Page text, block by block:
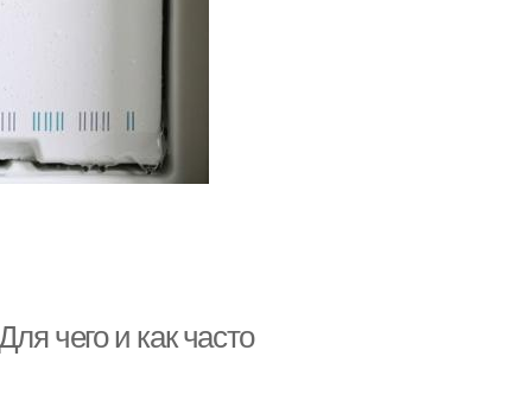
чего и как часто